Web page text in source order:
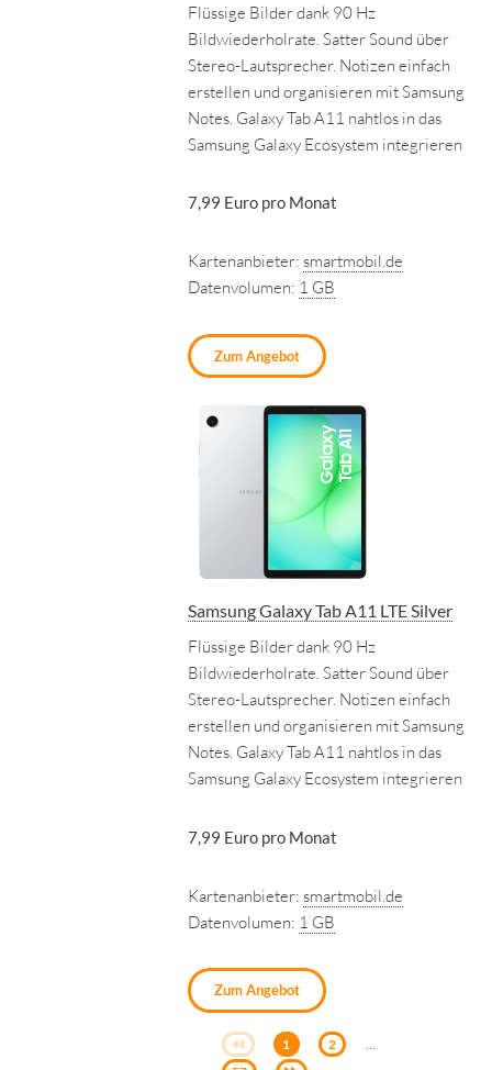
Flüssige Bilder dank 90 Hz
Bildwiederholrate. Satter Sound über
Stereo-Lautsprecher. Notizen einfach
erstellen und organisieren mit Samsung
Notes. Galaxy Tab A11 nahtlos in das
Samsung Galaxy Ecosystem integrieren
7,99 Euro pro Monat
Kartenanbieter: smartmobil.de
Datenvolumen: 1 GB
Zum Angebot
Samsung Galaxy Tab A11 LTE Silver
Flüssige Bilder dank 90 Hz
Bildwiederholrate. Satter Sound über
Stereo-Lautsprecher. Notizen einfach
erstellen und organisieren mit Samsung
Notes. Galaxy Tab A11 nahtlos in das
Samsung Galaxy Ecosystem integrieren
7,99 Euro pro Monat
Kartenanbieter: smartmobil.de
Datenvolumen: 1 GB
Zum Angebot
1 2